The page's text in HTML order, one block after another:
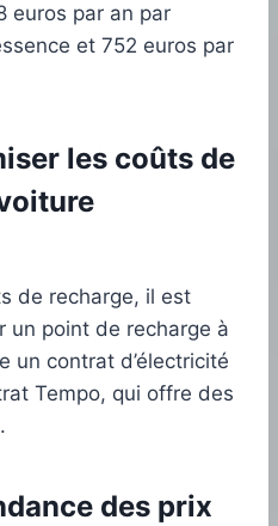
euros par an par
et 752 euros par
les coûts de
de recharge, il est
un point de recharge à
un contrat d’électricité
Tempo, qui offre des
des prix